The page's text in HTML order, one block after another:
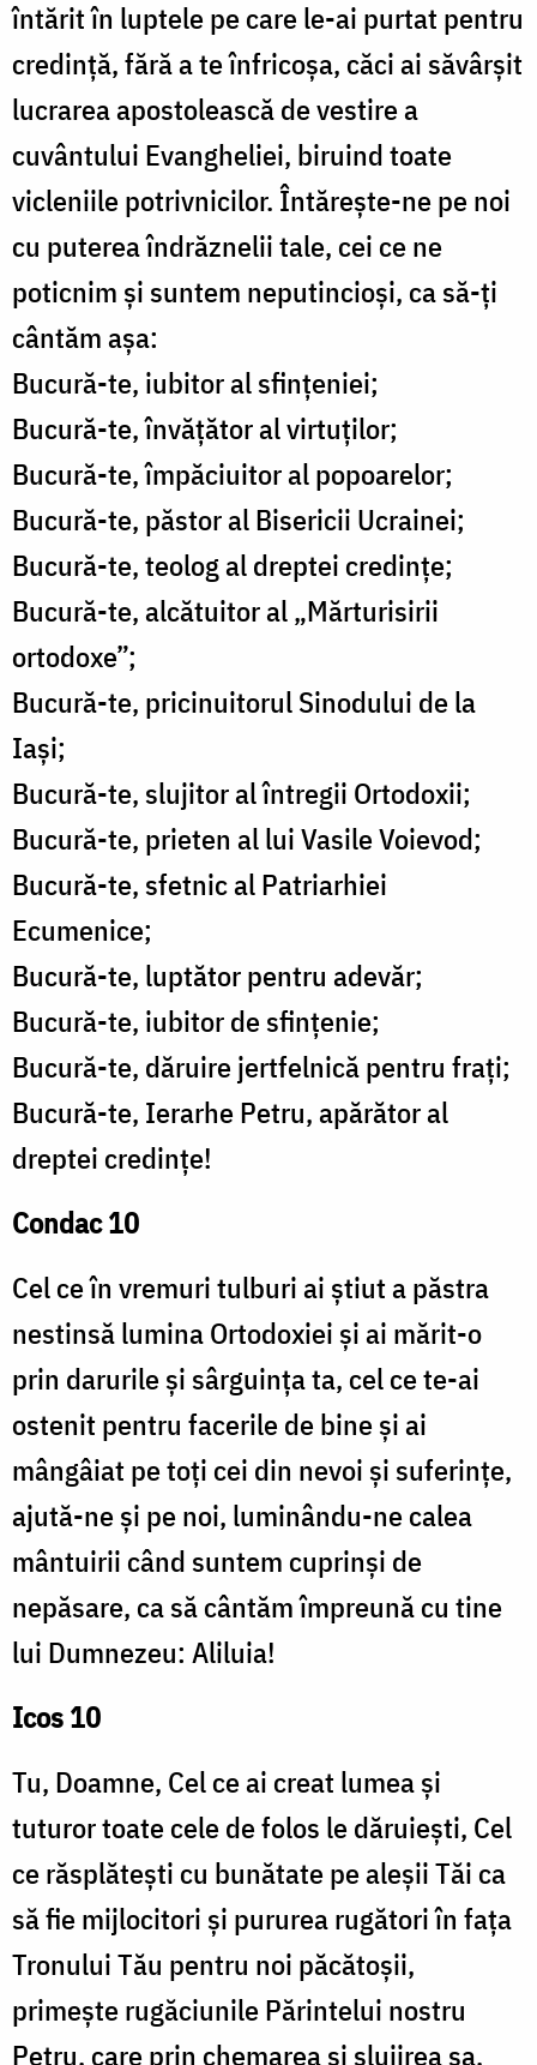
întărit în luptele pe care le-ai purtat pentru
credință, fără a te înfricoșa, căci ai săvârșit
lucrarea apostolească de vestire a
cuvântului Evangheliei, biruind toate
vicleniile potrivnicilor. Întărește-ne pe noi
cu puterea îndrăznelii tale, cei ce ne
poticnim și suntem neputincioși, ca să-ți
cântăm așa:
Bucură-te, iubitor al sfințeniei;
Bucură-te, învățător al virtuților;
Bucură-te, împăciuitor al popoarelor;
Bucură-te, păstor al Bisericii Ucrainei;
Bucură-te, teolog al dreptei credințe;
Bucură-te, alcătuitor al „Mărturisirii
ortodoxe”;
Bucură-te, pricinuitorul Sinodului de la
Iași;
Bucură-te, slujitor al întregii Ortodoxii;
Bucură-te, prieten al lui Vasile Voievod;
Bucură-te, sfetnic al Patriarhiei
Ecumenice;
Bucură-te, luptător pentru adevăr;
Bucură-te, iubitor de sfințenie;
Bucură-te, dăruire jertfelnică pentru frați;
Bucură-te, Ierarhe Petru, apărător al
dreptei credințe!
Condac 10
Cel ce în vremuri tulburi ai știut a păstra
nestinsă lumina Ortodoxiei și ai mărit-o
prin darurile și sârguința ta, cel ce te-ai
ostenit pentru facerile de bine și ai
mângâiat pe toți cei din nevoi și suferințe,
ajută-ne și pe noi, luminându-ne calea
mântuirii când suntem cuprinși de
nepăsare, ca să cântăm împreună cu tine
lui Dumnezeu: Aliluia!
Icos 10
Tu, Doamne, Cel ce ai creat lumea și
tuturor toate cele de folos le dăruiești, Cel
ce răsplătești cu bunătate pe aleșii Tăi ca
să fie mijlocitori și pururea rugători în fața
Tronului Tău pentru noi păcătoșii,
primește rugăciunile Părintelui nostru
Petru, care prin chemarea și slujirea sa,